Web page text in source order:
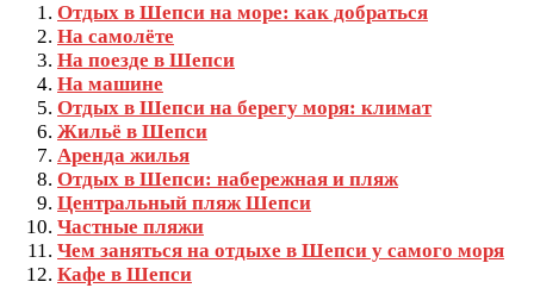
Отдых в Шепси на море: как добраться
На самолёте
На поезде в Шепси
На машине
Отдых в Шепси на берегу моря: климат
Жильё в Шепси
Аренда жилья
Отдых в Шепси: набережная и пляж
Центральный пляж Шепси
Частные пляжи
Чем заняться на отдыхе в Шепси у самого моря
Кафе в Шепси